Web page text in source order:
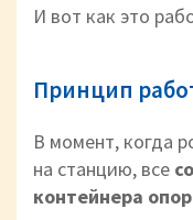
И вот как это
Принцип
В момент, когда
на станцию, все
контейнера